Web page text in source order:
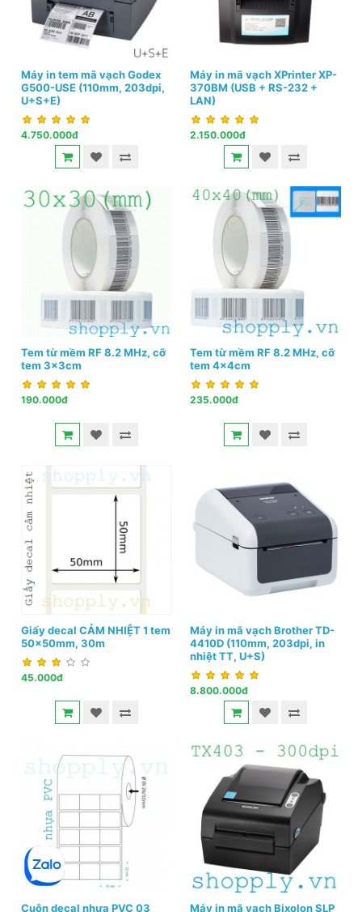
Máy in tem mã vạch Godex
G500-USE (110mm, 203dpi,
U+S+E)
4.750.000đ
Máy in mã vạch XPrinter XP-
370BM (USB + RS-232 +
LAN)
2.150.000đ
Tem từ mềm RF 8.2 MHz, cỡ
tem 3x3cm
190.000đ
Tem từ mềm RF 8.2 MHz, cỡ
tem 4x4cm
235.000đ
Giấy decal CẢM NHIỆT 1 tem
50x50mm, 30m
45.000đ
Máy in mã vạch Brother TD-
4410D (110mm, 203dpi, in
nhiệt TT, U+S)
8.800.000đ
Cuộn decal nhựa PVC 03 Máy in mã vạch Bixolon SLP